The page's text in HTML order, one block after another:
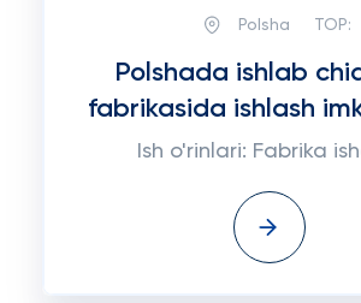
Polsha TOP:
Polshada ishlab
fabrikasida ishlash
Ish o'rinlari: Fabrika